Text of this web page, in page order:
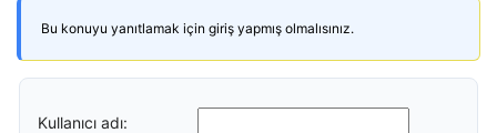
Bu konuyu yanıtlamak için giriş yapmış olmalısınız.
Kullanıcı adı: